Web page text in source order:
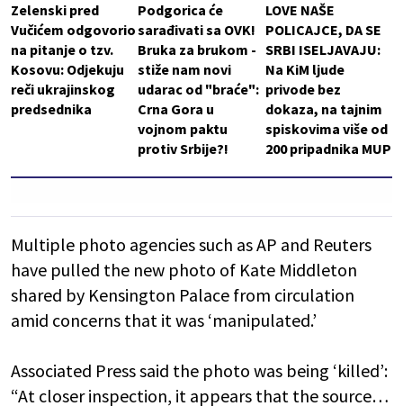
Zelenski pred
Vučićem odgovorio
na pitanje o tzv.
Kosovu: Odjekuju
reči ukrajinskog
predsednika
Podgorica će
sarađivati sa OVK!
Bruka za brukom -
stiže nam novi
udarac od "braće":
Crna Gora u
vojnom paktu
protiv Srbije?!
LOVE NAŠE
POLICAJCE, DA SE
SRBI ISELJAVAJU:
Na KiM ljude
privode bez
dokaza, na tajnim
spiskovima više od
200 pripadnika MUP
Multiple photo agencies such as AP and Reuters
have pulled the new photo of Kate Middleton
shared by Kensington Palace from circulation
amid concerns that it was ‘manipulated.’
Associated Press said the photo was being ‘killed’:
“At closer inspection, it appears that the source…